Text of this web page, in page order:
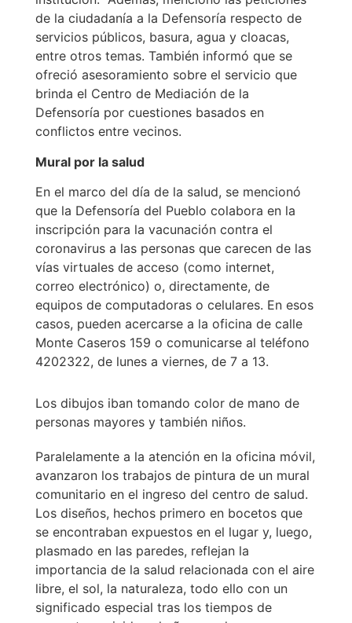
de la ciudadanía a la Defensoría respecto de
servicios públicos, basura, agua y cloacas,
entre otros temas. También informó que se
ofreció asesoramiento sobre el servicio que
brinda el Centro de Mediación de la
Defensoría por cuestiones basados en
conflictos entre vecinos.
Mural por la salud
En el marco del día de la salud, se mencionó
que la Defensoría del Pueblo colabora en la
inscripción para la vacunación contra el
coronavirus a las personas que carecen de las
vías virtuales de acceso (como internet,
correo electrónico) o, directamente, de
equipos de computadoras o celulares. En esos
casos, pueden acercarse a la oficina de calle
Monte Caseros 159 o comunicarse al teléfono
4202322, de lunes a viernes, de 7 a 13.
Los dibujos iban tomando color de mano de
personas mayores y también niños.
Paralelamente a la atención en la oficina móvil,
avanzaron los trabajos de pintura de un mural
comunitario en el ingreso del centro de salud.
Los diseños, hechos primero en bocetos que
se encontraban expuestos en el lugar y, luego,
plasmado en las paredes, reflejan la
importancia de la salud relacionada con el aire
libre, el sol, la naturaleza, todo ello con un
significado especial tras los tiempos de